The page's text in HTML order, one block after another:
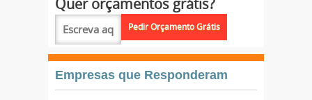
Quer orçamentos grátis?
Empresas que Responderam